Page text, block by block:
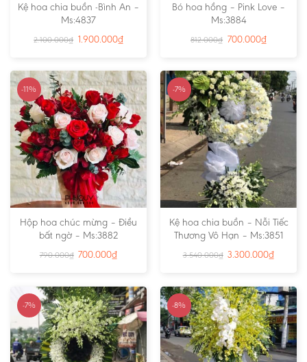
Kệ hoa chia buồn -Bình An –
Ms:4837
2.100.000₫ 1.900.000₫
Bó hoa hồng – Pink Love –
Ms:3884
812.000₫ 700.000₫
-11%
Hộp hoa chúc mừng – Điều
bất ngờ – Ms:3882
790.000₫ 700.000₫
-7%
Kệ hoa chia buồn – Nỗi Tiếc
Thương Vô Hạn – Ms:3851
3.540.000₫ 3.300.000₫
-7% -8%